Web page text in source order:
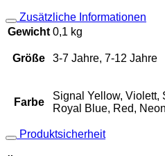
Zusätzliche Informationen
Gewicht 0,1 kg
Größe 3-7 Jahre, 7-12 Jahre
Farbe
Signal Yellow, Violett,
Royal Blue, Red,
Produktsicherheit